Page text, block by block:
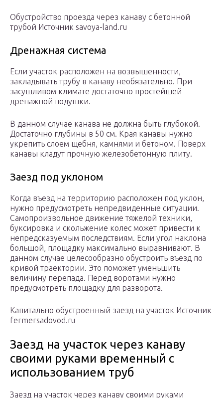
Обустройство проезда через канаву с бетонной
трубой Источник savoya-land.ru
Дренажная система
Если участок расположен на возвышенности,
закладывать трубу в канаву необязательно. При
засушливом климате достаточно простейшей
дренажной подушки.
В данном случае канава не должна быть глубокой.
Достаточно глубины в 50 см. Края канавы нужно
укрепить слоем щебня, камнями и бетоном. Поверх
канавы кладут прочную железобетонную плиту.
Заезд под уклоном
Когда въезд на территорию расположен под уклон,
нужно предусмотреть непредвиденные ситуации.
Самопроизвольное движение тяжелой техники,
буксировка и скольжение колес может привести к
непредсказуемым последствиям. Если угол наклона
большой, площадку максимально выравнивают. В
данном случае целесообразно обустроить въезд по
кривой траектории. Это поможет уменьшить
величину перепада. Перед воротами нужно
предусмотреть площадку для разворота.
Капитально обустроенный заезд на участок Источник
fermersadovod.ru
Заезд на участок через канаву
своими руками временный с
использованием труб
Заезд на участок через канаву своими руками